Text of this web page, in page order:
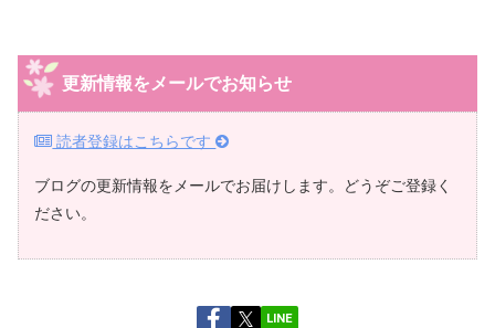
更新情報をメールでお知らせ
読者登録はこちらです
ブログの更新情報をメールでお届けします。どうぞご登録く
ださい。
LINE